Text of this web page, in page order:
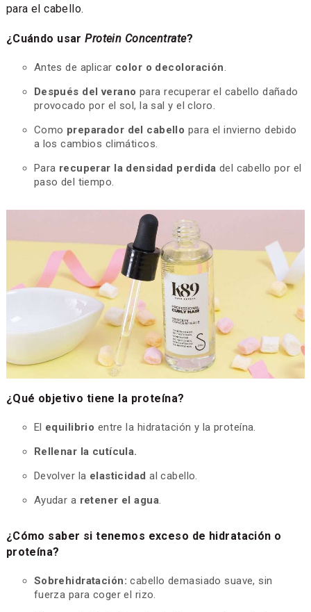
para el cabello.
¿Cuándo usarProtein Concentrate?
Antes de aplicar color o decoloración.
Después del verano para recuperar el cabello dañado
provocado por el sol, la sal y el cloro.
Como preparador del cabello para el invierno debido
a los cambios climáticos.
Para recuperar la densidad perdida del cabello por el
paso del tiempo.
¿Qué objetivo tiene la proteína?
El equilibrio entre la hidratación y la proteína.
Rellenar la cutícula.
Devolver la elasticidad al cabello.
Ayudar a retener el agua.
¿Cómo saber si tenemos exceso de hidratación o
proteína?
Sobrehidratación: cabello demasiado suave, sin
fuerza para coger el rizo.